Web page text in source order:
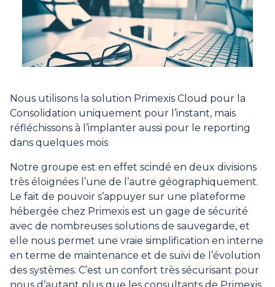
Nous utilisons la solution Primexis Cloud pour la
Consolidation uniquement pour l’instant, mais
réfléchissons à l’implanter aussi pour le reporting
dans quelques mois
Notre groupe est en effet scindé en deux divisions
très éloignées l’une de l’autre géographiquement.
Le fait de pouvoir s’appuyer sur une plateforme
hébergée chez Primexis est un gage de sécurité
avec de nombreuses solutions de sauvegarde, et
elle nous permet une vraie simplification en interne
en terme de maintenance et de suivi de l’évolution
des systèmes. C’est un confort très sécurisant pour